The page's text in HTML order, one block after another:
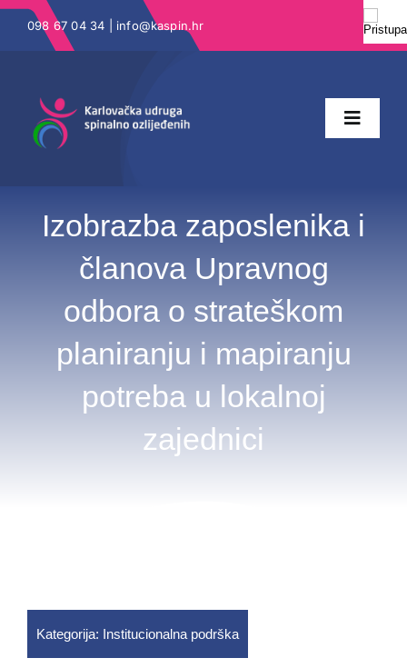
Skip
098 67 04 34 | info@kaspin.hr
Toggle
Katalog prava
Izobrazba zaposlenika i
članova Upravnog
odbora o strateškom
planiranju i mapiranju
potreba u lokalnoj
zajednici
Kategorija: Institucionalna podrška